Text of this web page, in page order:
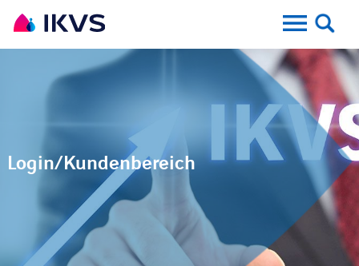
Login/Kundenbereich